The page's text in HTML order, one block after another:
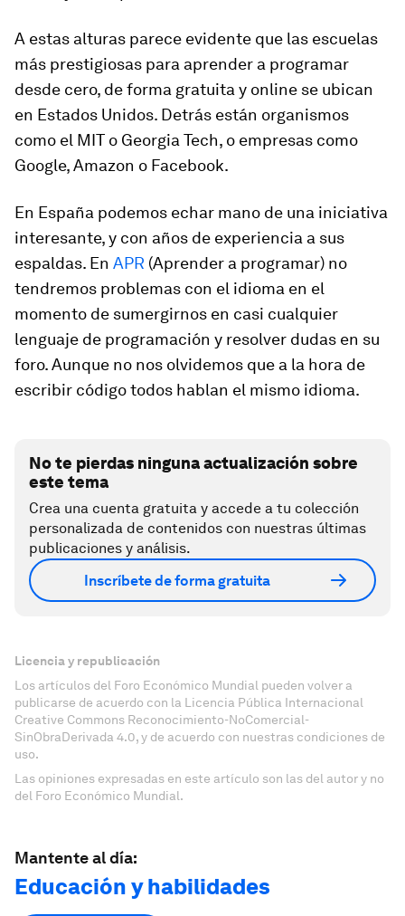
A estas alturas parece evidente que las escuelas
más prestigiosas para aprender a programar
desde cero, de forma gratuita y online se ubican
en Estados Unidos. Detrás están organismos
como el MIT o Georgia Tech, o empresas como
Google, Amazon o Facebook.
En España podemos echar mano de una iniciativa
interesante, y con años de experiencia a sus
espaldas. En APR (Aprender a programar) no
tendremos problemas con el idioma en el
momento de sumergirnos en casi cualquier
lenguaje de programación y resolver dudas en su
foro. Aunque no nos olvidemos que a la hora de
escribir código todos hablan el mismo idioma.
No te pierdas ninguna actualización sobre
este tema
Crea una cuenta gratuita y accede a tu colección
personalizada de contenidos con nuestras últimas
publicaciones y análisis.
Inscríbete de forma gratuita
Licencia y republicación
Los artículos del Foro Económico Mundial pueden volver a
publicarse de acuerdo con la Licencia Pública Internacional
Creative Commons Reconocimiento-NoComercial-
SinObraDerivada 4.0, y de acuerdo con nuestras condiciones de
uso.
Las opiniones expresadas en este artículo son las del autor y no
del Foro Económico Mundial.
Mantente al día:
Educación y habilidades